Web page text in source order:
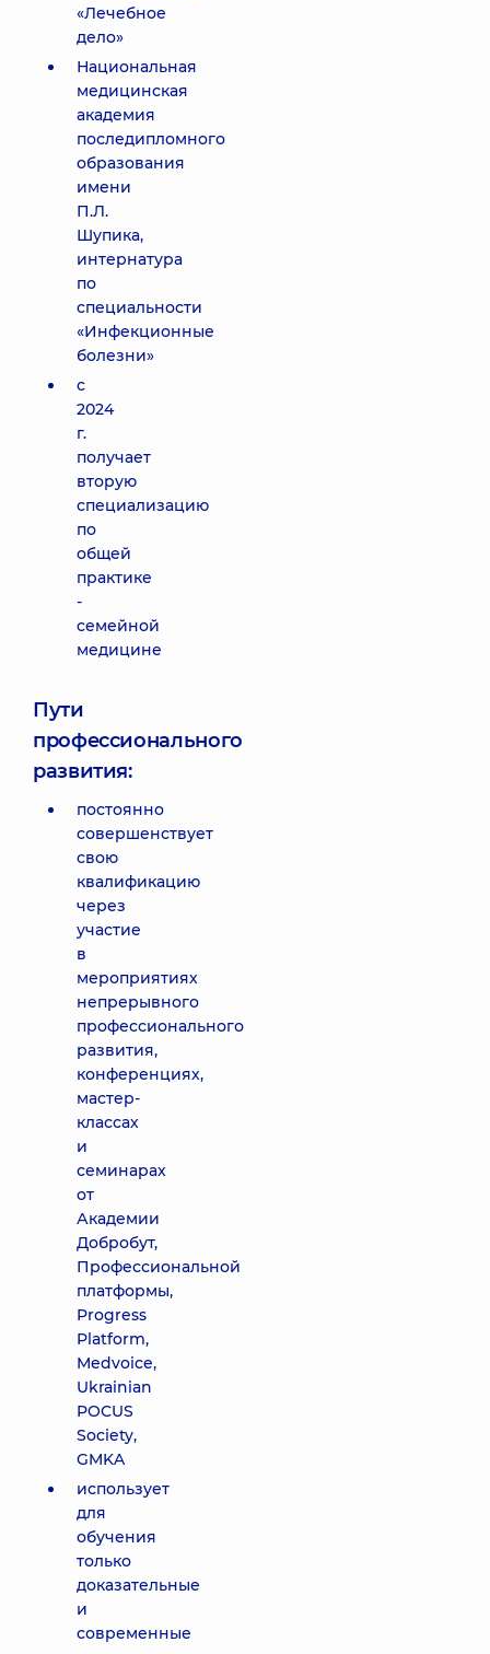
«Лечебное
дело»
Национальная
медицинская
академия
последипломного
образования
имени
П.Л.
Шупика,
интернатура
по
специальности
«Инфекционные
болезни»
с
2024
г.
получает
вторую
специализацию
по
общей
практике
-
семейной
медицине
Пути
профессионального
развития:
постоянно
совершенствует
свою
квалификацию
через
участие
в
мероприятиях
непрерывного
профессионального
развития,
конференциях,
мастер-
классах
и
семинарах
от
Академии
Добробут,
Профессиональной
платформы,
Progress
Platform,
Medvoice,
Ukrainian
POCUS
Society,
GMKA
использует
для
обучения
только
доказательные
и
современные